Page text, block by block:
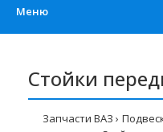
Меню
Стойки
Запчасти ВАЗ